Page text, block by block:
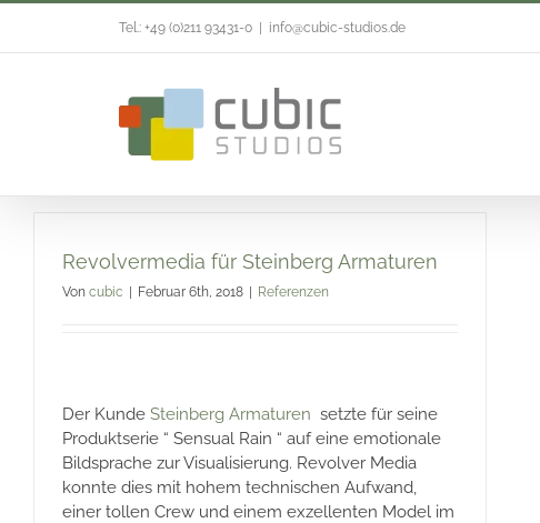
springen
Tel.: +49 (0)211 93431-0 info@cubic-studios.de
Revolvermedia für Steinberg Armaturen
Von cubic Februar 6th, 2018 Referenzen
Der Kunde Steinberg Armaturen setzte für seine
Produktserie “ Sensual Rain “ auf eine emotionale
Bildsprache zur Visualisierung. Revolver Media
konnte dies mit hohem technischen Aufwand,
einer tollen Crew und einem exzellenten Model im